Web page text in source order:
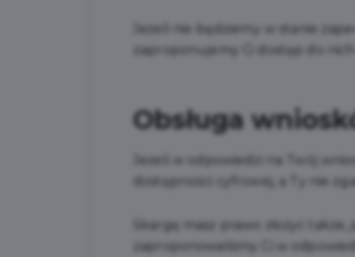
Jeżeli nie będziemy w stanie
zaproponujemy Ci dostęp do
Obsługa
Jeżeli w odpowiedzi na Twój
dostępności cyfrowej, a Ty nie
Skargę masz prawo złożyć
zaproponowaliśmy Ci w